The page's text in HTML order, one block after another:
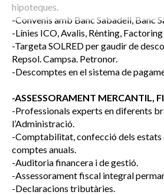
hipoteques.
-Convenis amb Banc Sabadell, Banc
-Línies ICO, Avalis, Rènting, Factoring
-Targeta SOLRED per gaudir de
Repsol. Campsa. Petronor.
-Descomptes en el sistema de
-ASSESSORAMENT MERCANTIL,
-Professionals experts en diferents
l’Administració.
-Comptabilitat, confecció dels
comptes anuals.
-Auditoria financera i de gestió.
-Assessorament fiscal integral
-Declaracions tributàries.